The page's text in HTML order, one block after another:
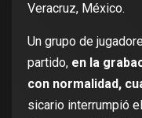
Veracruz, México.
Un grupo de
partido, en la
con normalidad,
sicario interrumpió